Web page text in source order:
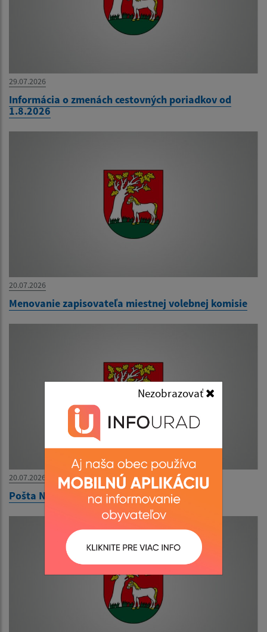
Nezobrazovať
29.07.2026
Informácia o zmenách cestovných poriadkov od
1.8.2026
20.07.2026
Menovanie zapisovateľa miestnej volebnej komisie
20.07.2026
Pošta Nacina Ves - znovuotvorenie 3.8.2026